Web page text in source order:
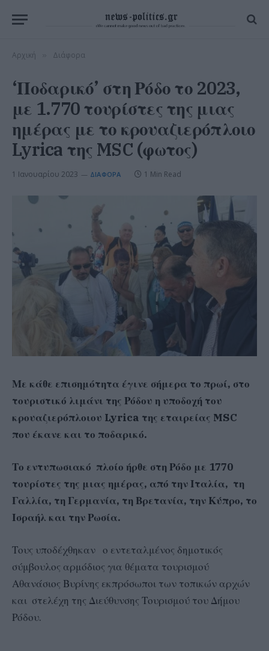
Αρχική Διάφορα
‘Ποδαρικό’ στη Ρόδο το 2023,
με 1.770 τουρίστες της μιας
ημέρας με το κρουαζιερόπλοιο
Lyrica της MSC (φωτος)
1 Ιανουαρίου 2023 ΔΙΆΦΟΡΑ 1 Min Read
Με κάθε επισημότητα έγινε σήμερα το πρωί, στο
τουριστικό λιμάνι της Ρόδου η υποδοχή του
κρουαζιερόπλοιου Lyrica της εταιρείας MSC
που έκανε και το ποδαρικό.
Το εντυπωσιακό πλοίο ήρθε στη Ρόδο με 1770
τουρίστες της μιας ημέρας, από την Ιταλία, τη
Γαλλία, τη Γερμανία, τη Βρετανία, την Κύπρο, το
Ισραήλ και την Ρωσία.
Τους υποδέχθηκαν ο εντεταλμένος δημοτικός
σύμβουλος αρμόδιος για θέματα τουρισμού
Αθανάσιος Βυρίνης εκπρόσωποι των τοπικών αρχών
και στελέχη της Διεύθυνσης Τουρισμού του Δήμου
Ρόδου.